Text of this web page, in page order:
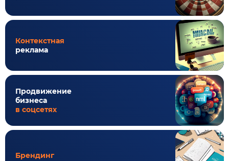
Контекстная
реклама
Продвижение
бизнеса
в соцсетях
Брендинг